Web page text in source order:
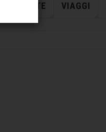
SALUTE VIAGGI